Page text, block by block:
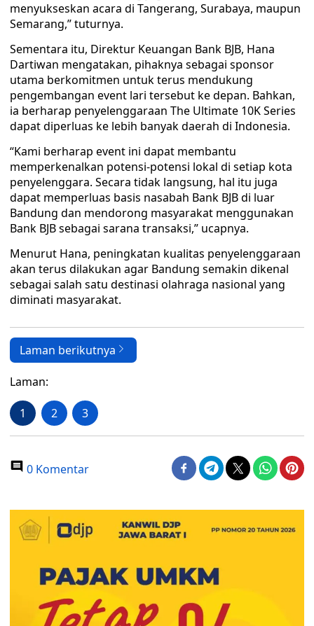
menyukseskan acara di Tangerang, Surabaya, maupun
Semarang,” tuturnya.
Sementara itu, Direktur Keuangan Bank BJB, Hana
Dartiwan mengatakan, pihaknya sebagai sponsor
utama berkomitmen untuk terus mendukung
pengembangan event lari tersebut ke depan. Bahkan,
ia berharap penyelenggaraan The Ultimate 10K Series
dapat diperluas ke lebih banyak daerah di Indonesia.
‎“Kami berharap event ini dapat membantu
memperkenalkan potensi-potensi lokal di setiap kota
penyelenggara. Secara tidak langsung, hal itu juga
dapat memperluas basis nasabah Bank BJB di luar
Bandung dan mendorong masyarakat menggunakan
Bank BJB sebagai sarana transaksi,” ucapnya.
Menurut Hana, peningkatan kualitas penyelenggaraan
akan terus dilakukan agar Bandung semakin dikenal
sebagai salah satu destinasi olahraga nasional yang
diminati masyarakat.
Laman berikutnya
Laman:
1 2 3
0 Komentar